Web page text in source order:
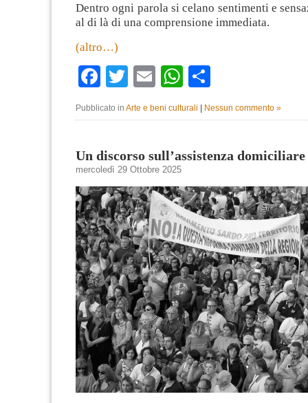
Dentro ogni parola si celano sentimenti e
al di là di una comprensione immediata.
(altro…)
Facebook
TwitterEmailWhatsApp
Pubblicato in Arte e beni culturali Nessun commento »
Un discorso sull’assistenza domiciliare
mercoledì 29 Ottobre 2025